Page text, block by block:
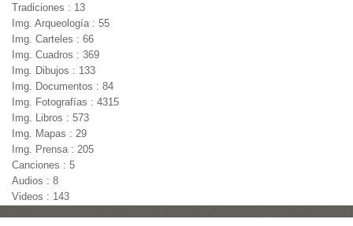
Tradiciones : 13
Img. Arqueología : 55
Img. Carteles : 66
Img. Cuadros : 369
Img. Dibujos : 133
Img. Documentos : 84
Img. Fotografías : 4315
Img. Libros : 573
Img. Mapas : 29
Img. Prensa : 205
Canciones : 5
Audios : 8
Videos : 143